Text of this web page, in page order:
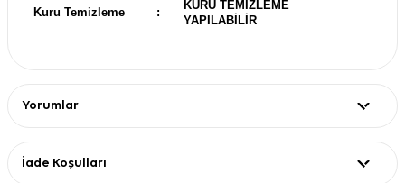
Kuru Temizleme :
KURU TEMİZLEME
YAPILABİLİR
Yorumlar
İade Koşulları